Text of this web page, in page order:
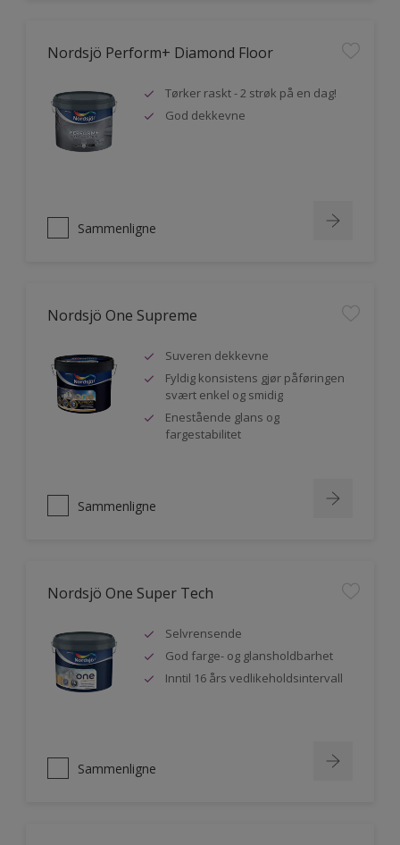
Nordsjö Perform+ Diamond Floor
Tørker raskt - 2 strøk på en dag!
God dekkevne
Sammenligne
Nordsjö One Supreme
Suveren dekkevne
Fyldig konsistens gjør påføringen
svært enkel og smidig
Enestående glans og
fargestabilitet
Sammenligne
Nordsjö One Super Tech
Selvrensende
God farge- og glansholdbarhet
Inntil 16 års vedlikeholdsintervall
Sammenligne